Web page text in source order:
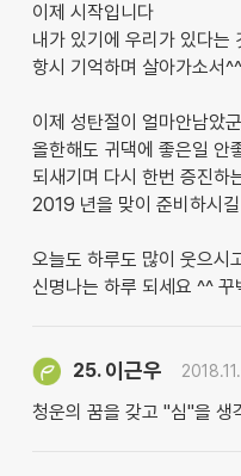
이제 시작입니다
내가 있기에 우리가 있다는
항시 기억하며 살아가소서^^
이제 성탄절이 얼마안남았
올한해도 귀댁에 좋은일 안
되새기며 다시 한번 증진하
2019 년을 맞이 준비하시
오늘도 하루도 많이 웃으시
신명나는 하루 되세요 ^^
25. 이근우
청운의 꿈을 갖고 "심"을 생